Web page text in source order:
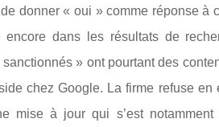
donner « oui » comme réponse à
dans les résultats de
» ont pourtant des
chez Google. La firme refuse en
mise à jour qui s’est